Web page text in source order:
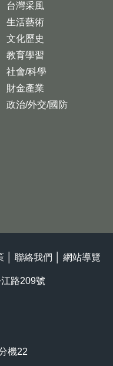
台灣采風
生活藝術
文化歷史
教育學習
社會/科學
財金產業
政治/外交/國防
聯絡我們 網站導覽
路209號
機22